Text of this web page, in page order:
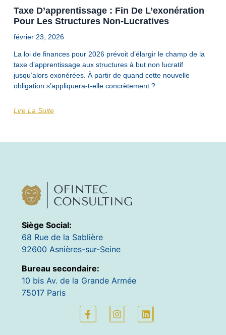
Taxe D’apprentissage : Fin De L’exonération
Pour Les Structures Non-Lucratives
février 23, 2026
La loi de finances pour 2026 prévoit d’élargir le champ de la
taxe d’apprentissage aux structures à but non lucratif
jusqu’alors exonérées. À partir de quand cette nouvelle
obligation s’appliquera-t-elle concrètement ?
Lire La Suite
Siège Social:
68 Rue de la Sablière
92600 Asnières-sur-Seine
Bureau secondaire:
10 bis Av. de la Grande Armée
75017 Paris